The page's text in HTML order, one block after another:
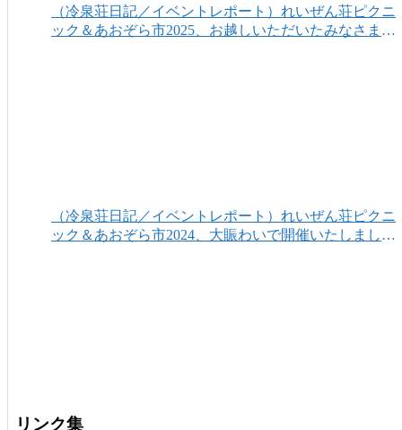
（冷泉荘日記／イベントレポート）れいぜん荘ピクニ
ック＆あおぞら市2025、お越しいただいたみなさまあ
（冷泉荘日記／イベントレポート）れいぜん荘ピクニ
ック＆あおぞら市2024、大賑わいで開催いたしまし
リンク集